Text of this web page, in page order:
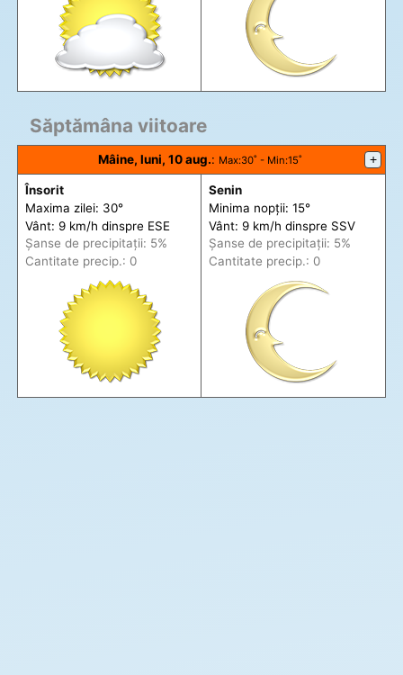
Săptămâna viitoare
Mâine, luni, 10 aug.: Max:30˚ - Min:15˚ +
Însorit
Maxima zilei: 30°
Vânt: 9 km/h dinspre ESE
Șanse de precipitații: 5%
Cantitate precip.: 0
Senin
Minima nopții: 15°
Vânt: 9 km/h dinspre SSV
Șanse de precipitații: 5%
Cantitate precip.: 0